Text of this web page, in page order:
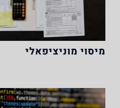
מיסוי מוניציפאלי